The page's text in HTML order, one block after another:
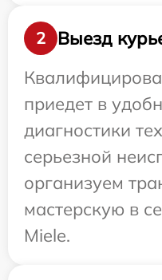
2
Выезд
приедет в
диагностики
серьезной
организуем
мастерскую в
Miele.